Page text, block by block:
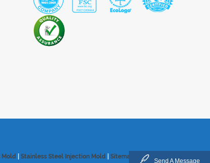
Mold Stainless Steel Injection Mold Sitemap
Send A Message